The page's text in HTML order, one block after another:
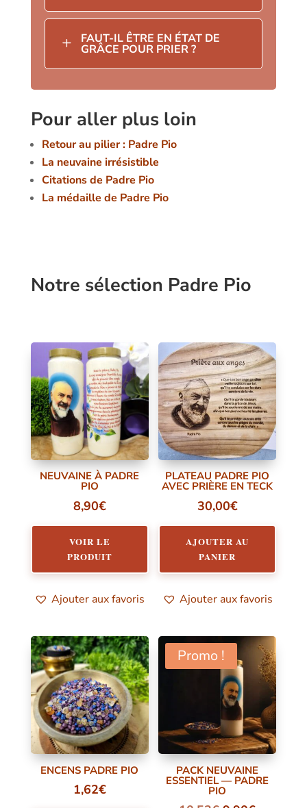
L FAUT-IL ÊTRE EN ÉTAT DE
GRÂCE POUR PRIER ?
Pour aller plus loin
Retour au pilier : Padre Pio
La neuvaine irrésistible
Citations de Padre Pio
La médaille de Padre Pio
Notre sélection Padre Pio
NEUVAINE À PADRE
PIO
8,90€
VOIR LE
PRODUIT
Ajouter aux favoris
PLATEAU PADRE PIO
AVEC PRIÈRE EN TECK
30,00€
AJOUTER AU
PANIER
Ajouter aux favoris
ENCENS PADRE PIO
1,62€
Promo !
PACK NEUVAINE
ESSENTIEL — PADRE
PIO